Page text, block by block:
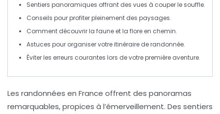
Sentiers panoramiques offrant des vues à couper le souffle.
Conseils pourprofiter pleinement des paysages.
Comment découvrir la faune et la flore en chemin.
Astuces pour organiser votre itinéraire de randonnée.
Éviter les erreurs courantes lors de votre première aventure.
Les randonnées en France offrent des panoramas
remarquables, propices à l’émerveillement. Des sentiers